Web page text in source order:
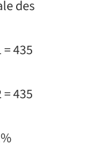
des
435
435